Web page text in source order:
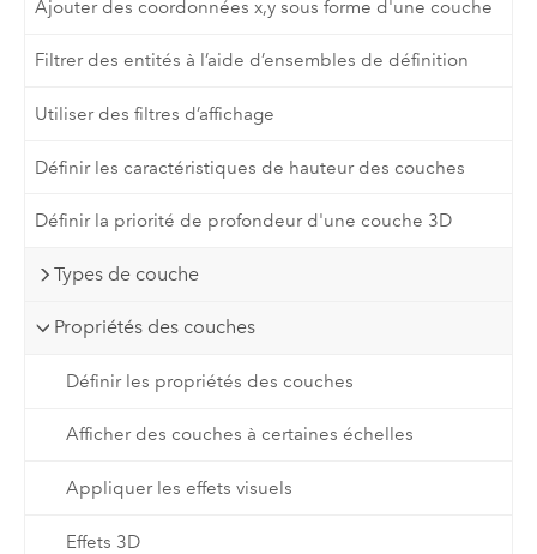
Ajouter des coordonnées x,y sous forme d'une couche
Filtrer des entités à l’aide d’ensembles de définition
Utiliser des filtres d’affichage
Définir les caractéristiques de hauteur des couches
Définir la priorité de profondeur d'une couche 3D
Types de couche
Propriétés des couches
Définir les propriétés des couches
Afficher des couches à certaines échelles
Appliquer les effets visuels
Effets 3D